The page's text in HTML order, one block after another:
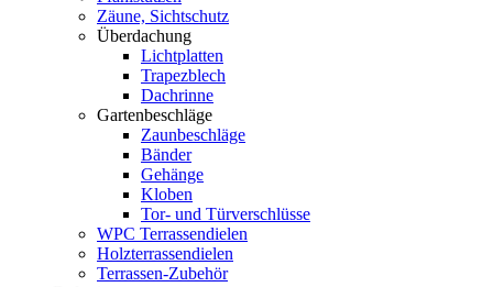
Zäune, Sichtschutz
Überdachung
Lichtplatten
Trapezblech
Dachrinne
Gartenbeschläge
Zaunbeschläge
Bänder
Gehänge
Kloben
Tor- und Türverschlüsse
WPC Terrassendielen
Holzterrassendielen
Terrassen-Zubehör